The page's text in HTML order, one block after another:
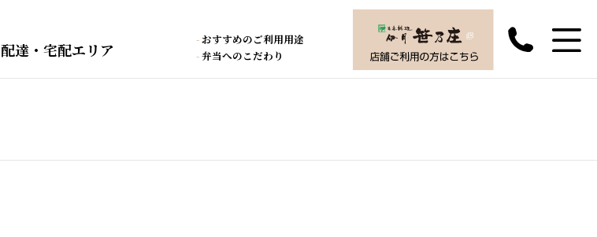
配達・宅配エリア
-おすすめのご利用用途
-弁当へのこだわり